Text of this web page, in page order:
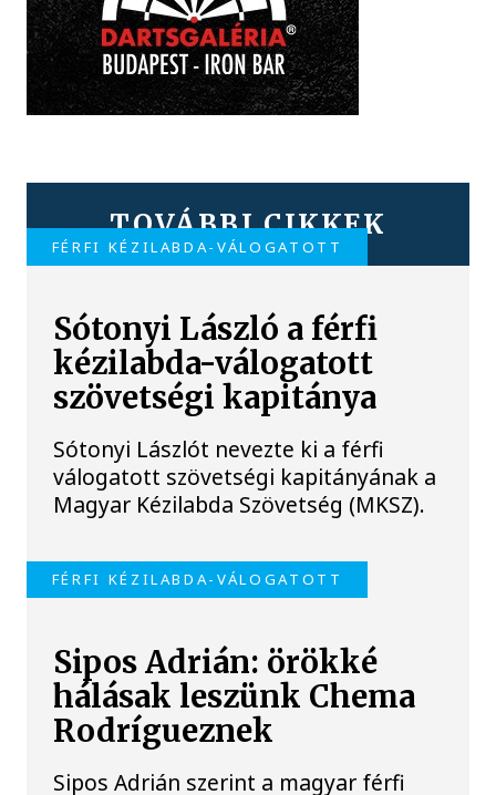
TOVÁBBI CIKKEK
FÉRFI KÉZILABDA-VÁLOGATOTT
Sótonyi László a férfi
kézilabda-válogatott
szövetségi kapitánya
Sótonyi Lászlót nevezte ki a férfi
válogatott szövetségi kapitányának a
Magyar Kézilabda Szövetség (MKSZ).
FÉRFI KÉZILABDA-VÁLOGATOTT
Sipos Adrián: örökké
hálásak leszünk Chema
Rodrígueznek
Sipos Adrián szerint a magyar férfi